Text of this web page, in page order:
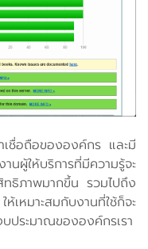
เชื่อถือขององค์กร และมี
ผู้ให้บริการที่มีความรู้จะ
ทธิภาพมากขึ้น รวมไปถึง
เหมาะสมกับงานที่ใช้ก็จะ
บประมาณขององค์กรเรา